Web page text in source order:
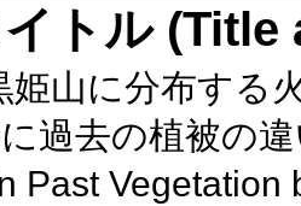
トル
姫山に分布する
過去の植被の
Past